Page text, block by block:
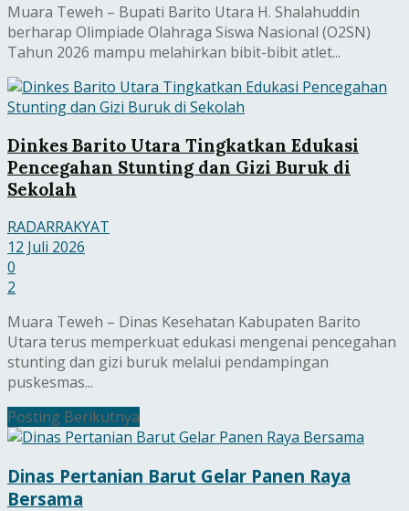
Muara Teweh – Bupati Barito Utara H. Shalahuddin
berharap Olimpiade Olahraga Siswa Nasional (O2SN)
Tahun 2026 mampu melahirkan bibit-bibit atlet...
Dinkes Barito Utara Tingkatkan Edukasi
Pencegahan Stunting dan Gizi Buruk di
Sekolah
RADARRAKYAT
12 Juli 2026
0
2
Muara Teweh – Dinas Kesehatan Kabupaten Barito
Utara terus memperkuat edukasi mengenai pencegahan
stunting dan gizi buruk melalui pendampingan
puskesmas...
Posting Berikutnya
Dinas Pertanian Barut Gelar Panen Raya
Bersama